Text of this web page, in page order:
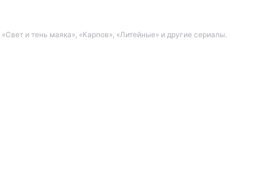
и тень маяка», «Карпов», «Литейные» и другие сериалы.